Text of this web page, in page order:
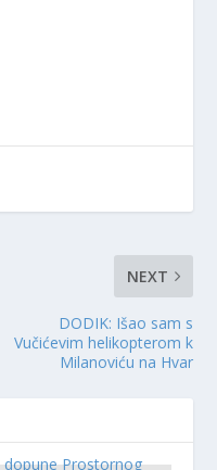
NEXT
DODIK: Išao sam s
Vučićevim helikopterom k
Milanoviću na Hvar